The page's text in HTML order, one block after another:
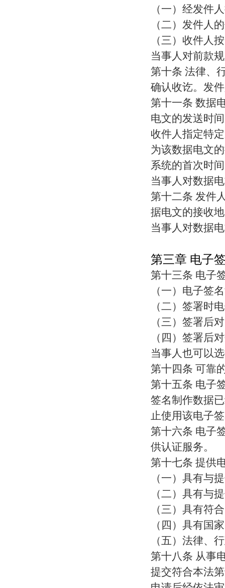
（一）经发件
（二）发件人
（三）收件人
当事人对前款
第十条 法律、
确认收讫。发
第十一条 数据
电文的发送时
收件人指定特
为该数据电文
系统的首次时
当事人对数据
第十二条 发件
据电文的接收
当事人对数据
第三章 电子
第十三条 电子
（一）电子签
（二）签署时
（三）签署后
（四）签署后
当事人也可以
第十四条 可靠
第十五条 电子
签名制作数据
止使用该电子
第十六条 电子
供认证服务。
第十七条 提供
（一）具有与
（二）具有与
（三）具有符
（四）具有国
（五）法律、
第十八条 从事
提交符合本法